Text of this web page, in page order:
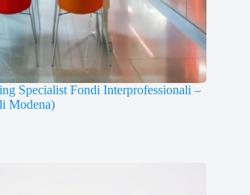
Specialist Fondi Interprofessionali –
Modena)